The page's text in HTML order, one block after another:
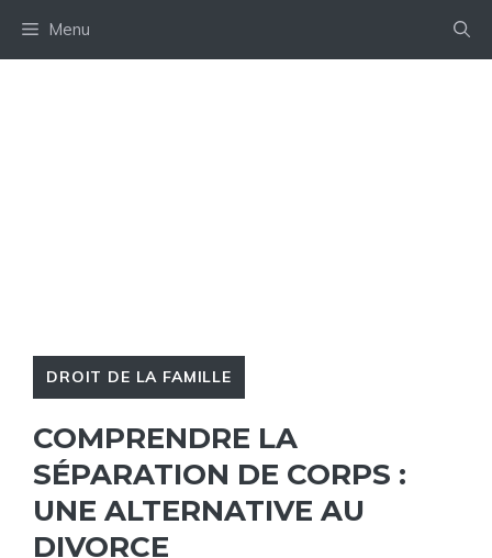
Menu
DROIT DE LA FAMILLE
COMPRENDRE LA
SÉPARATION DE CORPS :
UNE ALTERNATIVE AU
DIVORCE